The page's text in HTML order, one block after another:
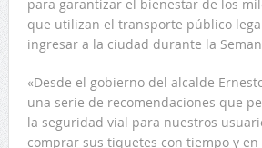
para garantizar el bienestar de los
que utilizan el transporte público
ingresar a la ciudad durante la
«Desde el gobierno del alcalde
una serie de recomendaciones que
la seguridad vial para nuestros
comprar sus tiquetes con tiempo y